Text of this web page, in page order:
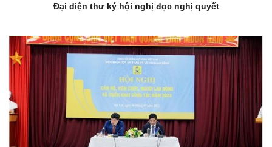
Đại diện thư ký hội nghị đọc nghị quyết